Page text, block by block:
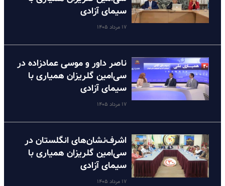
سیمای آزادی
۱۷ مرداد ۱۴۰۵
ناصر داور و موسی عمادزاده در
سی‌امین گلریزان همیاری با
سیمای آزادی
۱۷ مرداد ۱۴۰۵
اشرف‌نشان‌های انگلستان در
سی‌امین گلریزان همیاری با
سیمای آزادی
۱۷ مرداد ۱۴۰۵